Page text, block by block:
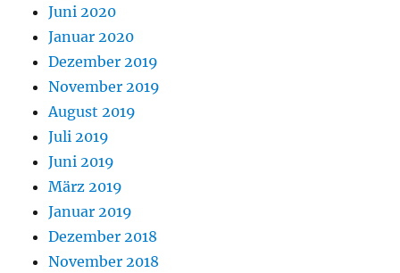
Juni 2020
Januar 2020
Dezember 2019
November 2019
August 2019
Juli 2019
Juni 2019
März 2019
Januar 2019
Dezember 2018
November 2018